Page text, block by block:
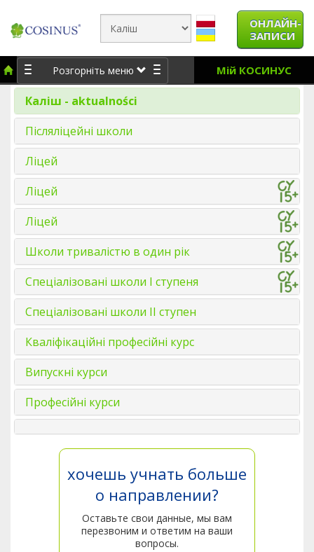
ОНЛАЙН-
ЗАПИСИ
Розгорніть меню Мій КОСИНУС
Каліш - aktualności
Післяліцейні школи
Ліцей
Ліцей
Ліцей
Школи тривалістю в один рік
Спеціалізовані школи І ступеня
Спеціалізовані школи ІІ ступен
Кваліфікаційні професійні курс
Випускні курси
Професійні курси
хочешь учнать больше
о направлении?
Оставьте свои данные, мы вам
перезвоним и ответим на ваши
вопросы.